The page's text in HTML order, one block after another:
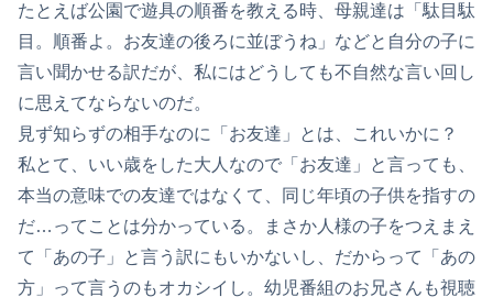
たとえば公園で遊具の順番を教える時、母親達は「駄目駄
目。順番よ。お友達の後ろに並ぼうね」などと自分の子に
言い聞かせる訳だが、私にはどうしても不自然な言い回し
に思えてならないのだ。
見ず知らずの相手なのに「お友達」とは、これいかに？
私とて、いい歳をした大人なので「お友達」と言っても、
本当の意味での友達ではなくて、同じ年頃の子供を指すの
だ…ってことは分かっている。まさか人様の子をつえまえ
て「あの子」と言う訳にもいかないし、だからって「あの
方」って言うのもオカシイし。幼児番組のお兄さんも視聴